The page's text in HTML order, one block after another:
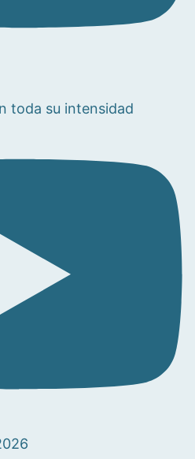
toda su intensidad